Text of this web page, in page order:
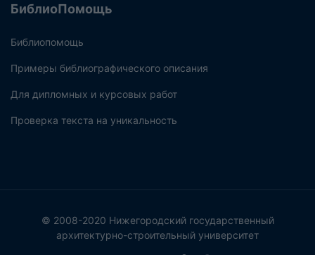
БиблиоПомощь
Библиопомощь
Примеры библиографического описания
Для дипломных и курсовых работ
Проверка текста на уникальность
© 2008-2020 Нижегородский государственный
архитектурно-строительный университет